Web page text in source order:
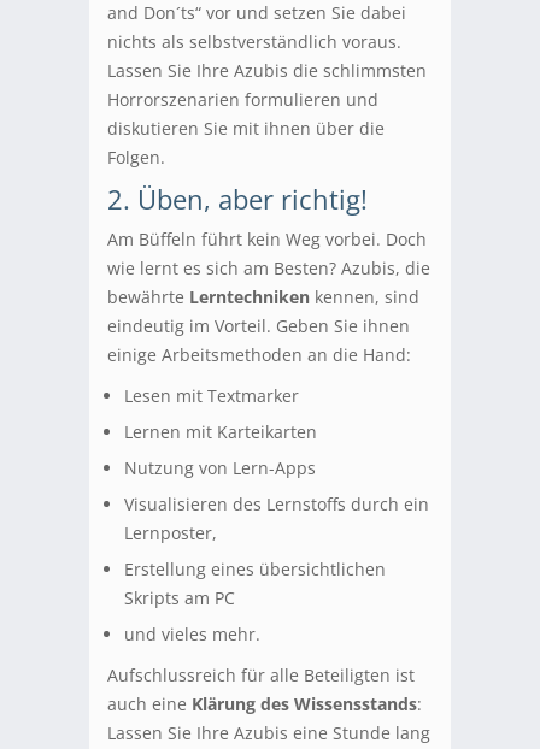
and Don´ts“ vor und setzen Sie dabei
nichts als selbstverständlich voraus.
Lassen Sie Ihre Azubis die schlimmsten
Horrorszenarien formulieren und
diskutieren Sie mit ihnen über die
Folgen.
2. Üben, aber richtig!
Am Büffeln führt kein Weg vorbei. Doch
wie lernt es sich am Besten? Azubis, die
bewährte Lerntechniken kennen, sind
eindeutig im Vorteil. Geben Sie ihnen
einige Arbeitsmethoden an die Hand:
Lesen mit Textmarker
Lernen mit Karteikarten
Nutzung von Lern-Apps
Visualisieren des Lernstoffs durch ein
Lernposter,
Erstellung eines übersichtlichen
Skripts am PC
und vieles mehr.
Aufschlussreich für alle Beteiligten ist
auch eine Klärung des Wissensstands:
Lassen Sie Ihre Azubis eine Stunde lang